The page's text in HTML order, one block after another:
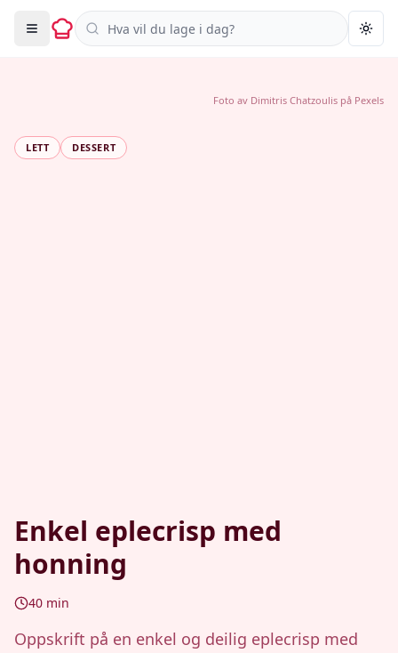
Søk i oppskrifter
LETT DESSERT
Enkel eplecrisp med
honning
40 min
Oppskrift på en enkel og deilig eplecrisp med
Foto av Dimitris Chatzoulis på Pexels